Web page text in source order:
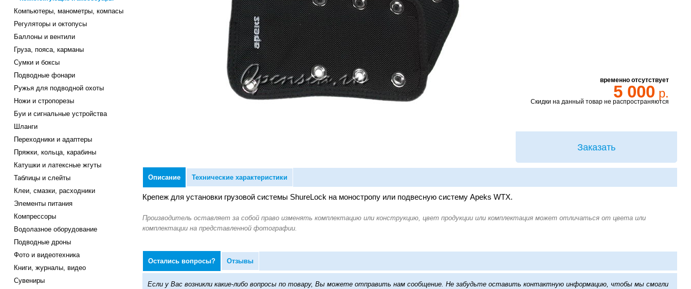
Компьютеры, манометры, компасы
Регуляторы и октопусы
Баллоны и вентили
Груза, пояса, карманы
Сумки и боксы
Подводные фонари
Ружья для подводной охоты
Ножи и стропорезы
Буи и сигнальные устройства
Шланги
Переходники и адаптеры
Пряжки, кольца, карабины
Катушки и латексные жгуты
Таблицы и слейты
Клеи, смазки, расходники
Элементы питания
Компрессоры
Водолазное оборудование
Подводные дроны
Фото и видеотехника
Книги, журналы, видео
Сувениры
временно отсутствует
5 000 р.
Скидки на данный товар не распространяются
Заказать
Описание Технические характеристики
Крепеж для установки грузовой системы ShureLock на моностропу или подвесную систему Apeks WTX.
Остались вопросы? Отзывы
Если у Вас возникли какие-либо вопросы по товару, Вы можете отправить нам сообщение. Не забудьте оставить контактную информацию, чтобы мы смогли